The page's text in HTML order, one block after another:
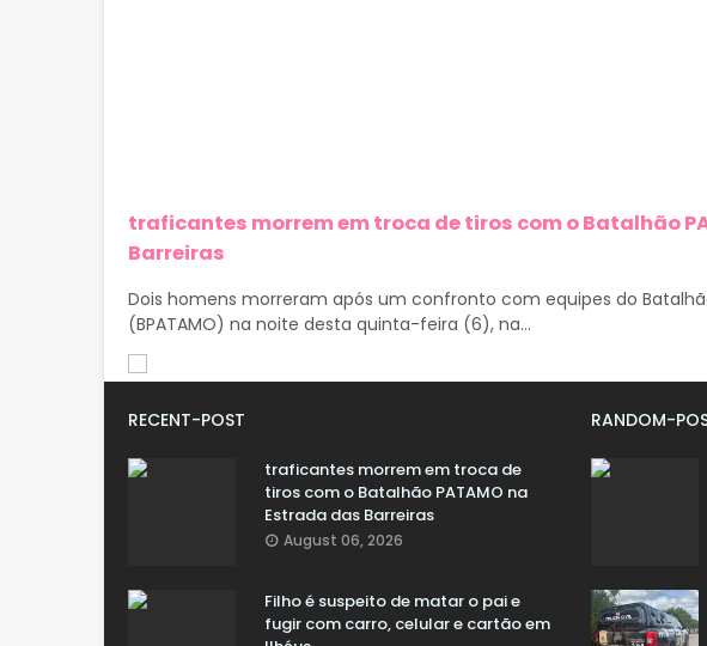
traficantes morrem em troca de tiros com o Batalhão
Barreiras
Dois homens morreram após um confronto com equipes do
(BPATAMO) na noite desta quinta-feira (6), na...
RECENT-POST
traficantes morrem em troca de
tiros com o Batalhão PATAMO na
Estrada das Barreiras
August 06, 2026
Filho é suspeito de matar o pai e
fugir com carro, celular e cartão em
RANDOM-